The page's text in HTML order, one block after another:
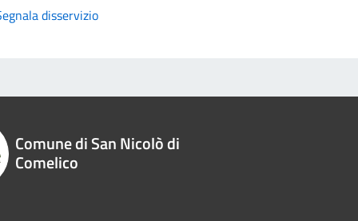
disservizio
Comune di San Nicolò di
Comelico